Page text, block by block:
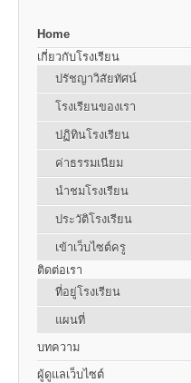
Home
เกี่ยวกับโรงเรียน
ปรัชญาวิสัยทัศน์
โรงเรียนของเรา
ปฏิทินโรงเรียน
ค่าธรรมเนียม
นำชมโรงเรียน
ประวัติโรงเรียน
เข้าเว็บไซต์ครู
ติดต่อเรา
ที่อยู่โรงเรียน
แผนที่
บทความ
ผู้ดูแลเว็บไซต์